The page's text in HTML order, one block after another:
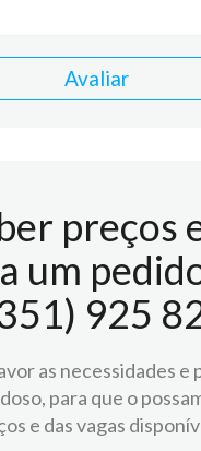
Avaliar
preços
um
925
as necessidades e
para que o
e das vagas